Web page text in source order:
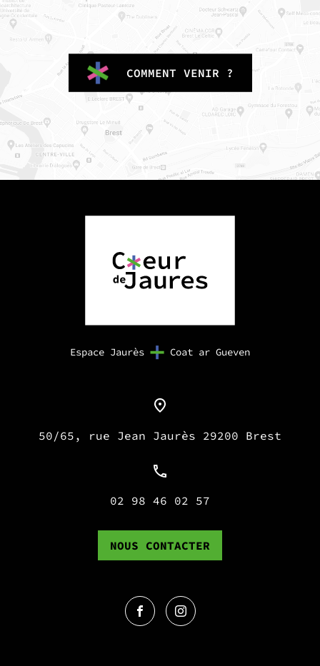
COMMENT VENIR ?
Espace Jaurès Coat ar Gueven
50/65, rue Jean Jaurès 29200 Brest
02 98 46 02 57
NOUS CONTACTER